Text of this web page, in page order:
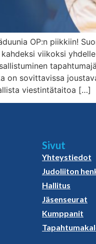
OP:n piikkiin!
viikoksi
on sovittavissa
viestintätaitoa […]
Sivut
Yhteystiedot
Judoliiton
Hallitus
Jäsenseurat
Kumppanit